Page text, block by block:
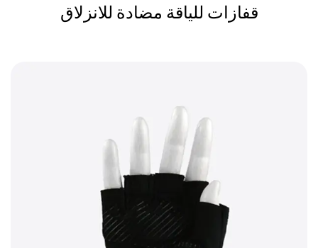
قفازات للياقة مضادة للانزلاق